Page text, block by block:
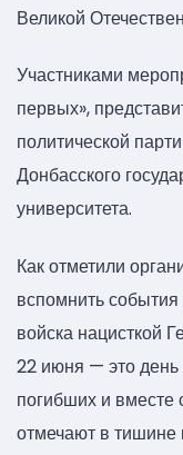
Великой
Участниками
первых»,
политической
Донбасского
университета.
Как отметили
вспомнить события
войска нацисткой
22 июня — это
погибших и вместе
отмечают в тишине